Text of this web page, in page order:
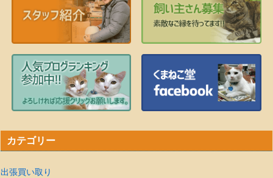
カテゴリー
出張買い取り